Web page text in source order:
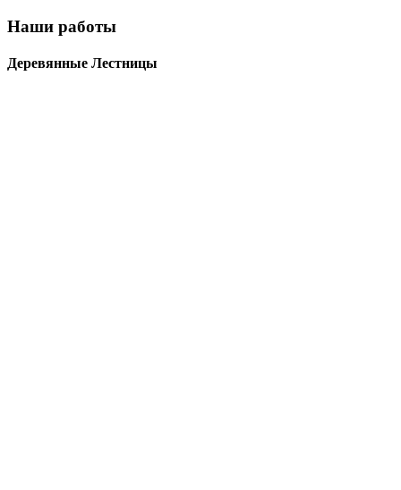
Наши работы
Деревянные Лестницы